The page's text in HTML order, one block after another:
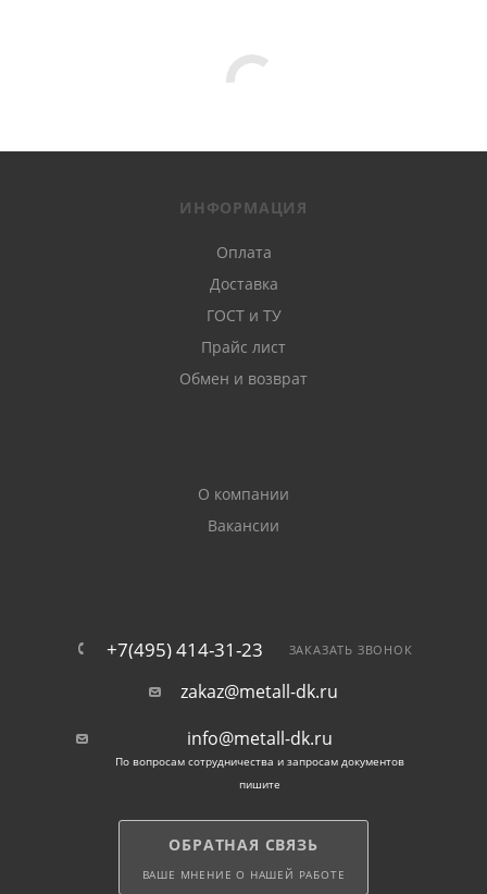
сопротивление на растяжение не менее 800 Мпа.
Профиль спиралеобразный. Материал FRP rebar
упрочненного непрерывного волокна из
Продукция нередко применяется в качестве замены
стального проката. В первую очередь арматура из
Где применяется профиль
Стержень используется в Балашихе для
армирования фундаментов, иных элементов
конструкций, дренажей, асфальтобетонного
полотна. Нередко профиль применяется при
возведении малоэтажных объектов.
Стеклопластиковая арматура продлевает срок
ИНФОРМАЦИЯ
Оплата
Доставка
ГОСТ и ТУ
Прайс лист
Обмен и возврат
О компании
Вакансии
+7(495) 414-31-23 ЗАКАЗАТЬ ЗВОНОК
zakaz@metall-dk.ru
info@metall-dk.ru
По вопросам сотрудничества и запросам документов
пишите
ОБРАТНАЯ СВЯЗЬ
ВАШЕ МНЕНИЕ О НАШЕЙ РАБОТЕ